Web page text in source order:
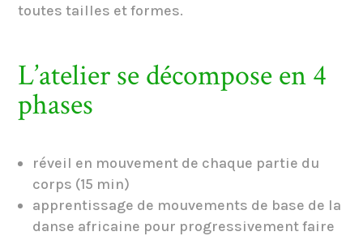
toutes tailles et formes.
L’atelier se décompose en 4
phases
réveil en mouvement de chaque partie du
corps (15 min)
apprentissage de mouvements de base de la
danse africaine pour progressivement faire